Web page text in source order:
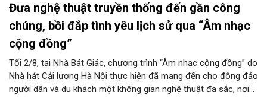
Đưa nghệ thuật truyền thống đến gần công
chúng, bồi đắp tình yêu lịch sử qua “Âm nhạc
cộng đồng”
Tối 2/8, tại Nhà Bát Giác, chương trình “Âm nhạc cộng đồng” do
Nhà hát Cải lương Hà Nội thực hiện đã mang đến cho đông đảo
người dân và du khách một không gian nghệ thuật đa sắc, nơi